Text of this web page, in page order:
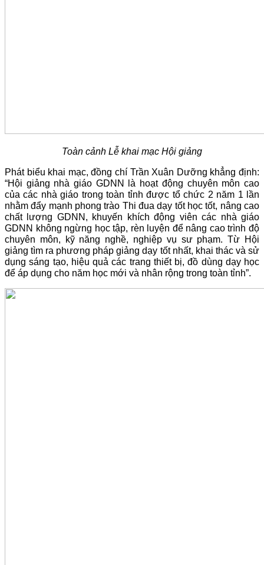
Toàn cảnh Lễ khai mạc Hội giảng
Phát biểu khai mạc, đồng chí Trần Xuân Dưỡng khẳng định:
“Hội giảng nhà giáo GDNN là hoạt động chuyên môn cao
của các nhà giáo trong toàn tỉnh được tổ chức 2 năm 1 lần
nhằm đẩy mạnh phong trào Thi đua dạy tốt học tốt, nâng cao
chất lượng GDNN, khuyến khích động viên các nhà giáo
GDNN không ngừng học tập, rèn luyện để nâng cao trình độ
chuyên môn, kỹ năng nghề, nghiệp vụ sư phạm. Từ Hội
giảng tìm ra phương pháp giảng dạy tốt nhất, khai thác và sử
dụng sáng tạo, hiệu quả các trang thiết bị, đồ dùng dạy học
để áp dụng cho năm học mới và nhân rộng trong toàn tỉnh”.